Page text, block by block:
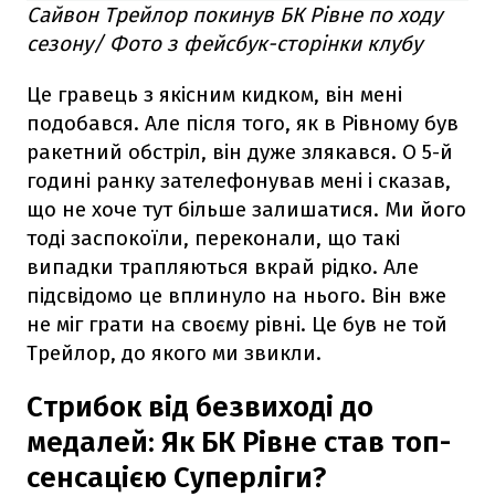
Сайвон Трейлор покинув БК Рівне по ходу
сезону/ Фото з фейсбук-сторінки клубу
Це гравець з якісним кидком, він мені
подобався. Але після того, як в Рівному був
ракетний обстріл, він дуже злякався. О 5-й
годині ранку зателефонував мені і сказав,
що не хоче тут більше залишатися. Ми його
тоді заспокоїли, переконали, що такі
випадки трапляються вкрай рідко. Але
підсвідомо це вплинуло на нього. Він вже
не міг грати на своєму рівні. Це був не той
Трейлор, до якого ми звикли.
Стрибок від безвиході до
медалей: Як БК Рівне став топ-
сенсацією Суперліги?